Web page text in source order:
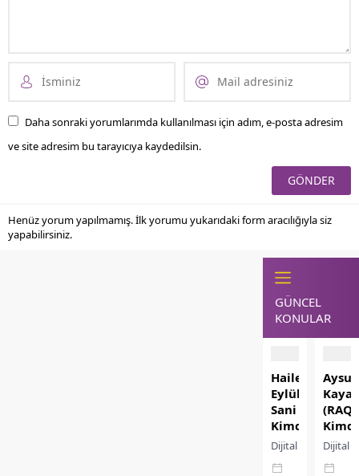
Daha sonraki yorumlarımda kullanılması için adım, e-posta adresim
ve site adresim bu tarayıcıya kaydedilsin.
Henüz yorum yapılmamış. İlk yorumu yukarıdaki form aracılığıyla siz
yapabilirsiniz.
GÜNCEL
KONULAR
Hailey
Eylül
Sani
Kimdir?
Dijital
içerik
Aysu
Kaya
Dijital
medya,